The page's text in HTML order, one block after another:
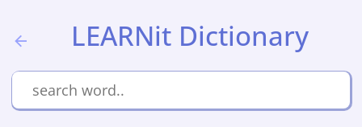
LEARNit Dictionary